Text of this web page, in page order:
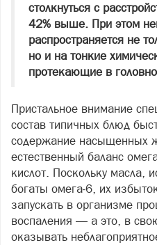
столкнуться с
42% выше. При этом
распространяется не
но и на тонкие
протекающие в
Пристальное внимание
состав типичных блюд
содержание насыщенных
естественный баланс
кислот. Поскольку масла,
богаты омега‑6, их
запускать в организме
воспаления — а это, в
оказывать